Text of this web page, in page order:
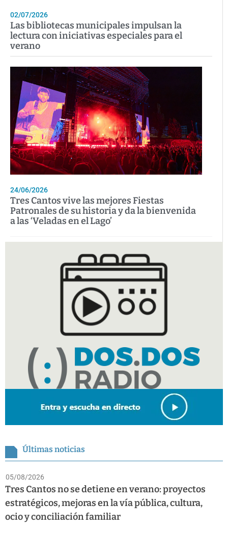
02/07/2026
Las bibliotecas municipales impulsan la
lectura con iniciativas especiales para el
verano
24/06/2026
Tres Cantos vive las mejores Fiestas
Patronales de su historia y da la bienvenida
a las ‘Veladas en el Lago’
Últimas noticias
05/08/2026
Tres Cantos no se detiene en verano: proyectos
estratégicos, mejoras en la vía pública, cultura,
ocio y conciliación familiar